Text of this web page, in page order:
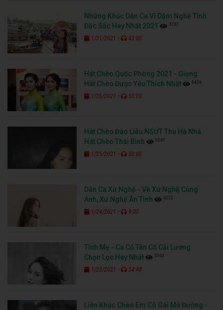
Những Khúc Dân Ca Ví Dặm Nghệ Tĩnh
Đặc Sắc Hay Nhất 2021
4737
1/31/2021 - 43:00
Hát Chèo Quốc Phòng 2021 - Giọng
Hát Chèo Được Yêu Thích Nhất
6436
1/26/2021 - 50:00
Hát Chèo Đào Liễu NSƯT Thu Hà Nhà
Hát Chèo Thái Bình
5567
1/25/2021 - 50:00
Dân Ca Xứ Nghệ - Về Xứ Nghệ Cùng
Anh, Xứ Nghệ Ân Tình
4272
1/24/2021 - 9:00
Tình Mẹ - Ca Cổ Tân Cổ Cải Lương
Chọn Lọc Hay Nhất
3563
1/23/2021 - 54:48
Liên Khúc Chào Em Cô Gái Mở Đường -